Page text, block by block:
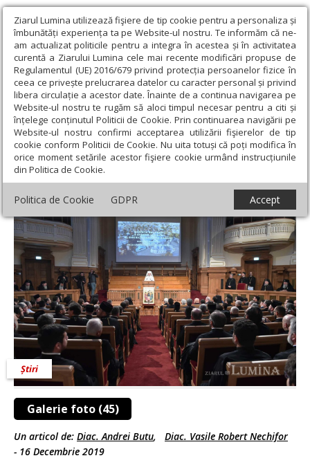
Ziarul Lumina utilizează fişiere de tip cookie pentru a personaliza și
îmbunătăți experiența ta pe Website-ul nostru. Te informăm că ne-
am actualizat politicile pentru a integra în acestea și în activitatea
curentă a Ziarului Lumina cele mai recente modificări propuse de
Regulamentul (UE) 2016/679 privind protecția persoanelor fizice în
ceea ce privește prelucrarea datelor cu caracter personal și privind
libera circulație a acestor date. Înainte de a continua navigarea pe
Website-ul nostru te rugăm să aloci timpul necesar pentru a citi și
înțelege conținutul Politicii de Cookie. Prin continuarea navigării pe
Website-ul nostru confirmi acceptarea utilizării fişierelor de tip
cookie conform Politicii de Cookie. Nu uita totuși că poți modifica în
orice moment setările acestor fişiere cookie urmând instrucțiunile
din Politica de Cookie.
Politica de Cookie GDPR Accept
Ziarul Lumina › Actualitate religioasă › Știri › Ședință solemnă a
Sfântului Sinod dedicată Revoluției din 1989
Ședință solemnă a Sfântului Sinod dedicată
Revoluției din 1989
Galerie foto (45)
Știri
Un articol de: Diac. Andrei Butu, Diac. Vasile Robert Nechifor
- 16 Decembrie 2019